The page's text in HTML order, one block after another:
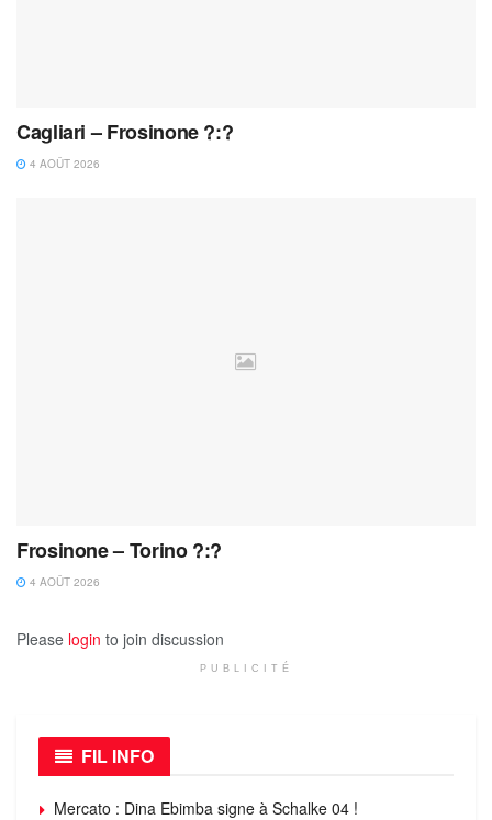
Cagliari – Frosinone ?:?
4 AOÛT 2026
Frosinone – Torino ?:?
4 AOÛT 2026
Please login to join discussion
PUBLICITÉ
FIL INFO
Mercato : Dina Ebimba signe à Schalke 04 !